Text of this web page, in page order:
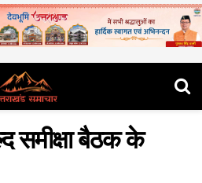
समीक्षा बैठक के